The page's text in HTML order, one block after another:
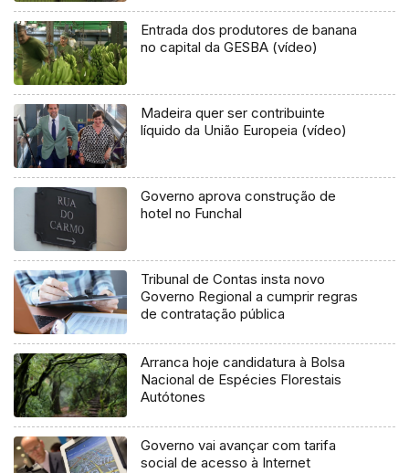
Entrada dos produtores de banana
no capital da GESBA (vídeo)
Madeira quer ser contribuinte
líquido da União Europeia (vídeo)
Governo aprova construção de
hotel no Funchal
Tribunal de Contas insta novo
Governo Regional a cumprir regras
de contratação pública
Arranca hoje candidatura à Bolsa
Nacional de Espécies Florestais
Autótones
Governo vai avançar com tarifa
social de acesso à Internet